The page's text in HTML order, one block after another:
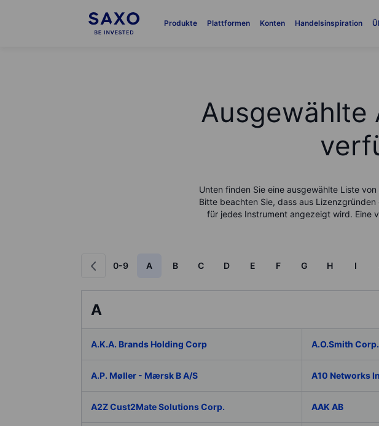
Produkte Plattformen Konten Handelsinspiration
Ausgewählte
Unten finden Sie eine ausgewählte Liste
Bitte beachten Sie, dass aus
für jedes Instrument angezeigt wird. Eine
0-9 A B C D E F G H I
A
A.K.A. Brands Holding Corp A.O.Smith Corp.
A.P. Møller - Mærsk B A/S A10 Networks
A2Z Cust2Mate Solutions Corp. AAK AB